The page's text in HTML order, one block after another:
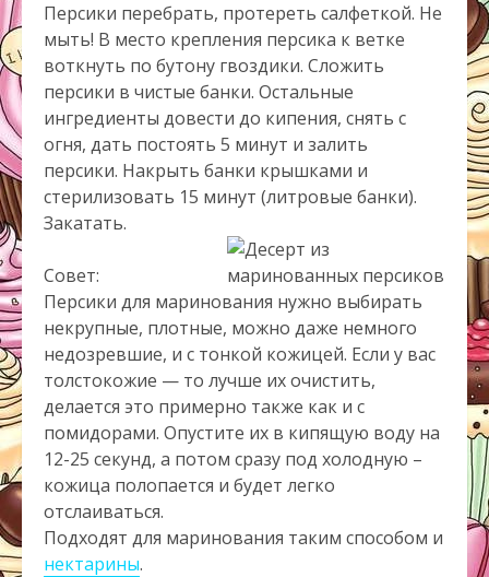
Персики перебрать, протереть салфеткой. Не
мыть! В место крепления персика к ветке
воткнуть по бутону гвоздики. Сложить
персики в чистые банки. Остальные
ингредиенты довести до кипения, снять с
огня, дать постоять 5 минут и залить
персики. Накрыть банки крышками и
стерилизовать 15 минут (литровые банки).
Закатать.
Совет:
Персики для маринования нужно выбирать
некрупные, плотные, можно даже немного
недозревшие, и с тонкой кожицей. Если у вас
толстокожие — то лучше их очистить,
делается это примерно также как и с
помидорами. Опустите их в кипящую воду на
12-25 секунд, а потом сразу под холодную –
кожица полопается и будет легко
отслаиваться.
Подходят для маринования таким способом и
нектарины.